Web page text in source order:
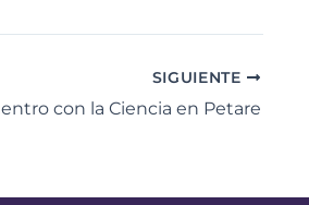
SIGUIENTE
con la Ciencia en Petare